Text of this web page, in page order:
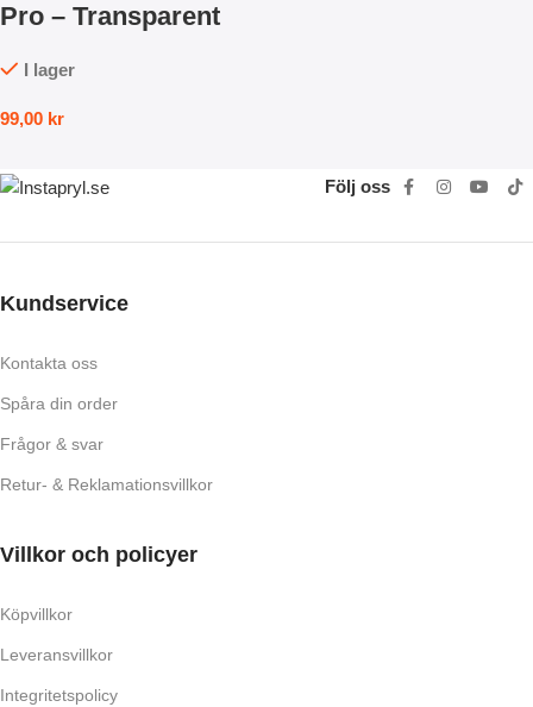
Pro – Transparent
I lager
99,00 kr
Följ oss
Kundservice
Kontakta oss
Spåra din order
Frågor & svar
Retur- & Reklamationsvillkor
Villkor och policyer
Köpvillkor
Leveransvillkor
Integritetspolicy